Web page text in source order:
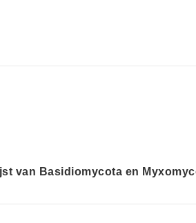
van Basidiomycota en